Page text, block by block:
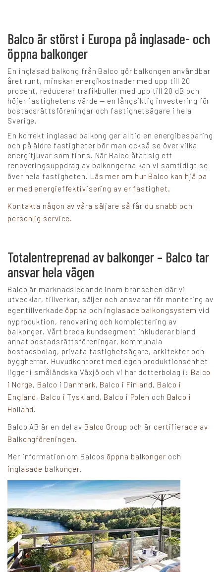
Balco är störst i Europa på inglasade- och
öppna balkonger
En inglasad balkong från Balco gör balkongen användbar
året runt, minskar energikostnader med upp till 20
procent, reducerar trafikbuller med upp till 20 dB och
höjer fastighetens värde — en långsiktig investering för
bostadsrättsföreningar och fastighetsägare i hela
Sverige.
En korrekt inglasad balkong ger alltid en energibesparing
och på äldre fastigheter bör man också se över vilka
energitjuvar som finns. När Balco åtar sig ett
renoveringsuppdrag av balkongerna kan vi samtidigt se
över hela fastigheten. Läs mer om hur Balco kan hjälpa
er med energieffektivisering av er fastighet.
Kontakta någon av våra säljare så får du snabb och
personlig service.
Totalentreprenad av balkonger – Balco tar
ansvar hela vägen
Balco är marknadsledande inom branschen där vi
utvecklar, tillverkar, säljer och ansvarar för montering av
egentillverkade öppna och inglasade balkongsystem vid
nyproduktion, renovering och komplettering av
balkonger. Vårt breda kundsegment inkluderar bland
annat bostadsrättsföreningar, kommunala
bostadsbolag, privata fastighetsägare, arkitekter och
byggherrar. Huvudkontoret med egen produktionsenhet
ligger i småländska Växjö och vi har dotterbolag i: Balco
i Norge, Balco i Danmark, Balco i Finland, Balco i
England, Balco i Tyskland, Balco i Polen och Balco i
Holland.
Balco AB är en del av Balco Group och är certifierade av
Balkongföreningen.
Mer information om Balcos öppna balkonger och
inglasade balkonger.